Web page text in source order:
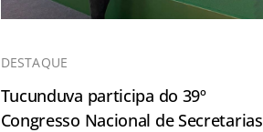
DESTAQUE
Tucunduva participa do 39º
Congresso Nacional de Secretarias